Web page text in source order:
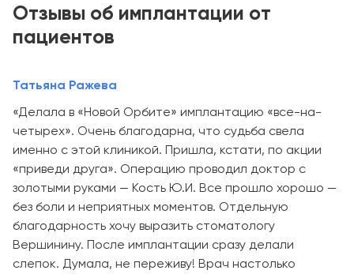
Отзывы об имплантации от
пациентов
Татьяна Ражева
«Делала в «Новой Орбите» имплантацию «все-на-
четырех». Очень благодарна, что судьба свела
именно с этой клиникой. Пришла, кстати, по акции
«приведи друга». Операцию проводил доктор с
золотыми руками — Кость Ю.И. Все прошло хорошо —
без боли и неприятных моментов. Отдельную
благодарность хочу выразить стоматологу
Вершинину. После имплантации сразу делали
слепок. Думала, не переживу! Врач настолько